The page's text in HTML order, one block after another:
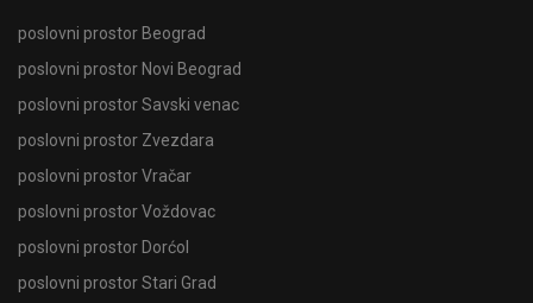
poslovni prostor Beograd
poslovni prostor Novi Beograd
poslovni prostor Savski venac
poslovni prostor Zvezdara
poslovni prostor Vračar
poslovni prostor Voždovac
poslovni prostor Dorćol
poslovni prostor Stari Grad